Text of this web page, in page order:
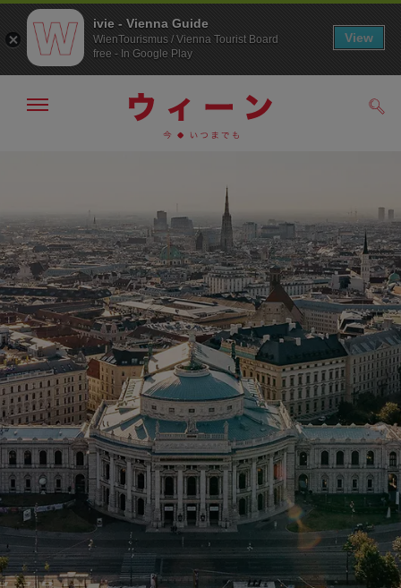
へ
ジ
の
ト
ッ
プ
へ
メ
非
表
示
ivie - Vienna Guide
WienTourismus / Vienna Tourist Board
free - In Google Play
View